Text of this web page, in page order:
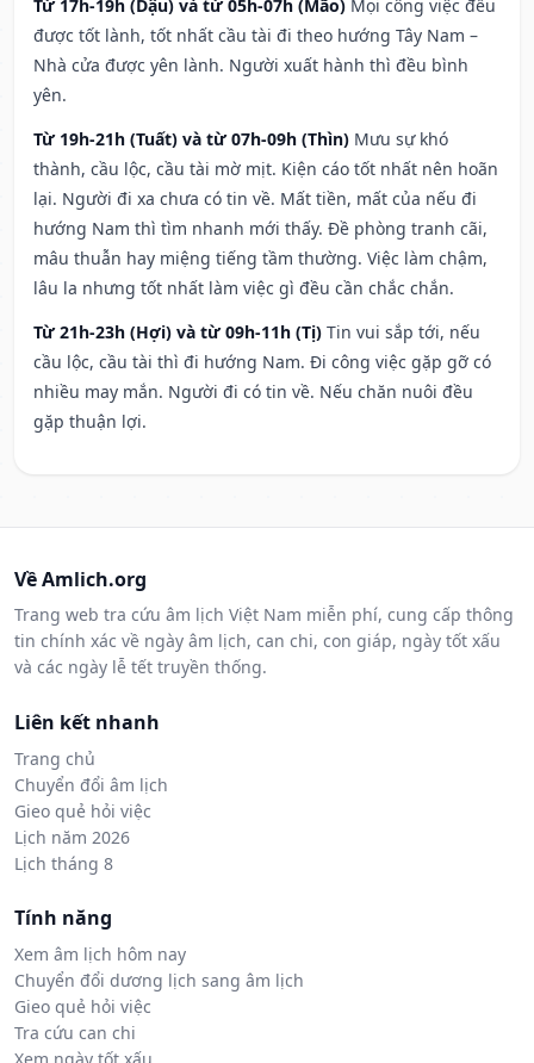
Từ 17h-19h (Dậu) và từ 05h-07h (Mão) Mọi công việc đều
được tốt lành, tốt nhất cầu tài đi theo hướng Tây Nam –
Nhà cửa được yên lành. Người xuất hành thì đều bình
yên.
Từ 19h-21h (Tuất) và từ 07h-09h (Thìn) Mưu sự khó
thành, cầu lộc, cầu tài mờ mịt. Kiện cáo tốt nhất nên hoãn
lại. Người đi xa chưa có tin về. Mất tiền, mất của nếu đi
hướng Nam thì tìm nhanh mới thấy. Đề phòng tranh cãi,
mâu thuẫn hay miệng tiếng tầm thường. Việc làm chậm,
lâu la nhưng tốt nhất làm việc gì đều cần chắc chắn.
Từ 21h-23h (Hợi) và từ 09h-11h (Tị) Tin vui sắp tới, nếu
cầu lộc, cầu tài thì đi hướng Nam. Đi công việc gặp gỡ có
nhiều may mắn. Người đi có tin về. Nếu chăn nuôi đều
gặp thuận lợi.
Về Amlich.org
Trang web tra cứu âm lịch Việt Nam miễn phí, cung cấp thông
tin chính xác về ngày âm lịch, can chi, con giáp, ngày tốt xấu
và các ngày lễ tết truyền thống.
Liên kết nhanh
Trang chủ
Chuyển đổi âm lịch
Gieo quẻ hỏi việc
Lịch năm 2026
Lịch tháng 8
Tính năng
Xem âm lịch hôm nay
Chuyển đổi dương lịch sang âm lịch
Gieo quẻ hỏi việc
Tra cứu can chi